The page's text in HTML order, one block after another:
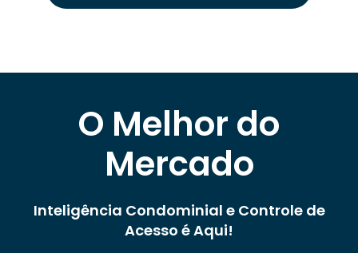
O Melhor do
Mercado
Inteligência Condominial e Controle de
Acesso é Aqui!